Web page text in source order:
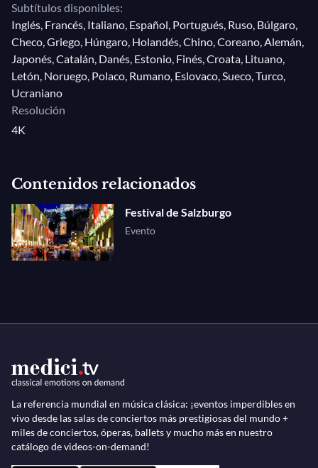
Subtítulos disponibles:
Inglés, Francés, Italiano, Español, Portugués, Ruso, Búlgaro,
Checo, Griego, Húngaro, Holandés, Chino, Coreano, Alemán,
Japonés, Catalán, Danés, Estonio, Finés, Croata, Lituano,
Letón, Noruego, Polaco, Rumano, Eslovaco, Sueco, Turco,
Ucraniano
Resolución
4K
Contenidos relacionados
Festival de Salzburgo
Evento
La referencia mundial en música clásica: ¡eventos imperdibles en
vivo desde las salas de conciertos más prestigiosas del mundo +
miles de conciertos, óperas, ballets y mucho más en nuestro
catálogo de videos-on-demand!